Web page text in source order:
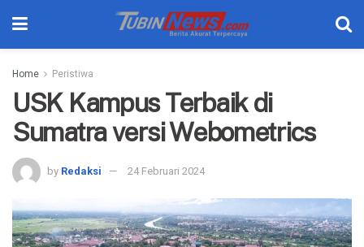
Home Peristiwa
USK Kampus Terbaik di
Sumatra versi Webometrics
by Redaksi 24 Februari 2024